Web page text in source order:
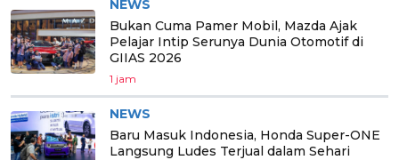
NEWS
Bukan Cuma Pamer Mobil, Mazda Ajak
Pelajar Intip Serunya Dunia Otomotif di
GIIAS 2026
1 jam
NEWS
Baru Masuk Indonesia, Honda Super-ONE
Langsung Ludes Terjual dalam Sehari